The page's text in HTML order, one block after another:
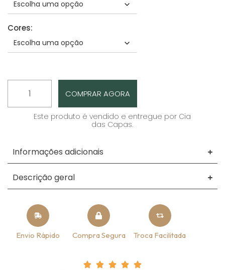
Cores:
COMPRAR AGORA
Este produto é vendido e entregue por Cia
das Capas.
Informações adicionais
Descrição geral
Envio Rápido Compra Segura Troca Facilitada